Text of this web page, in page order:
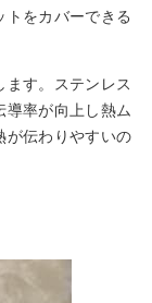
トをカバーできる
ます。ステンレス
導率が向上し熱ム
が伝わりやすいの